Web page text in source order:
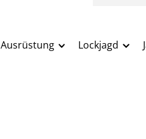
Ausrüstung Lockjagd